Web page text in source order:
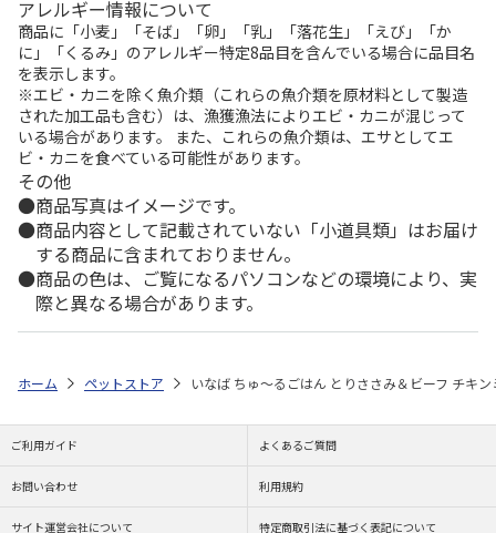
アレルギー情報について
商品に「小麦」「そば」「卵」「乳」「落花生」「えび」「か
に」「くるみ」のアレルギー特定8品目を含んでいる場合に品目名
を表示します。
※エビ・カニを除く魚介類（これらの魚介類を原材料として製造
された加工品も含む）は、漁獲漁法によりエビ・カニが混じって
いる場合があります。 また、これらの魚介類は、エサとしてエ
ビ・カニを食べている可能性があります。
その他
商品写真はイメージです。
商品内容として記載されていない「小道具類」はお届け
する商品に含まれておりません。
商品の色は、ご覧になるパソコンなどの環境により、実
際と異なる場合があります。
ホーム ペットストア いなば ちゅ～るごはん とりささみ＆ビーフ チキ
ご利用ガイド よくあるご質問
お問い合わせ 利用規約
サイト運営会社について 特定商取引法に基づく表記について